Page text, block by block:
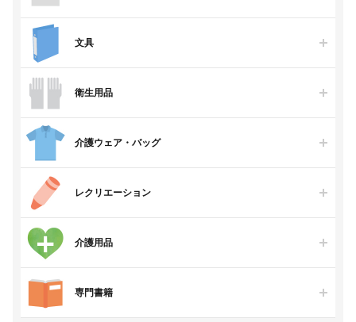
文具
衛生用品
介護ウェア・バッグ
レクリエーション
介護用品
専門書籍